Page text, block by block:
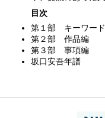
目次
第１部 キーワー
第２部 作品編
第３部 事項編
坂口安吾年譜